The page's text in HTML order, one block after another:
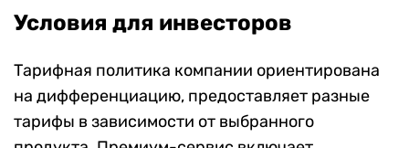
Условия для инвесторов
Тарифная политика компании ориентирована
на дифференциацию, предоставляет разные
тарифы в зависимости от выбранного